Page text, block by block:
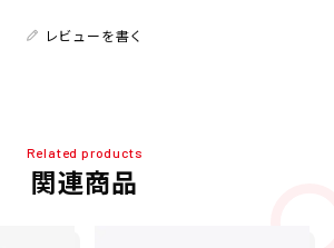
レビューを書く
Related products
関連商品